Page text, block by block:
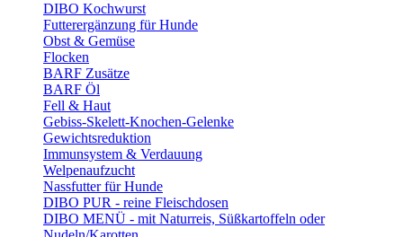
DIBO Kochwurst
Futterergänzung für Hunde
Obst & Gemüse
Flocken
BARF Zusätze
BARF Öl
Fell & Haut
Gebiss-Skelett-Knochen-Gelenke
Gewichtsreduktion
Immunsystem & Verdauung
Welpenaufzucht
Nassfutter für Hunde
DIBO PUR - reine Fleischdosen
DIBO MENÜ - mit Naturreis, Süßkartoffeln oder